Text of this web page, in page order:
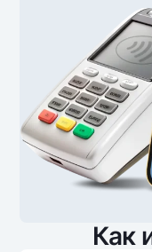
+998 78 148-00-10
Как